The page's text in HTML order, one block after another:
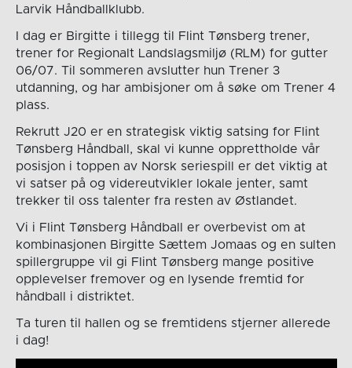
Larvik Håndballklubb.
I dag er Birgitte i tillegg til Flint Tønsberg trener,
trener for Regionalt Landslagsmiljø (RLM) for gutter
06/07. Til sommeren avslutter hun Trener 3
utdanning, og har ambisjoner om å søke om Trener 4
plass.
Rekrutt J20 er en strategisk viktig satsing for Flint
Tønsberg Håndball, skal vi kunne opprettholde vår
posisjon i toppen av Norsk seriespill er det viktig at
vi satser på og videreutvikler lokale jenter, samt
trekker til oss talenter fra resten av Østlandet.
Vi i Flint Tønsberg Håndball er overbevist om at
kombinasjonen Birgitte Sættem Jomaas og en sulten
spillergruppe vil gi Flint Tønsberg mange positive
opplevelser fremover og en lysende fremtid for
håndball i distriktet.
Ta turen til hallen og se fremtidens stjerner allerede
i dag!